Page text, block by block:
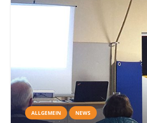
ALLGEMEIN NEWS